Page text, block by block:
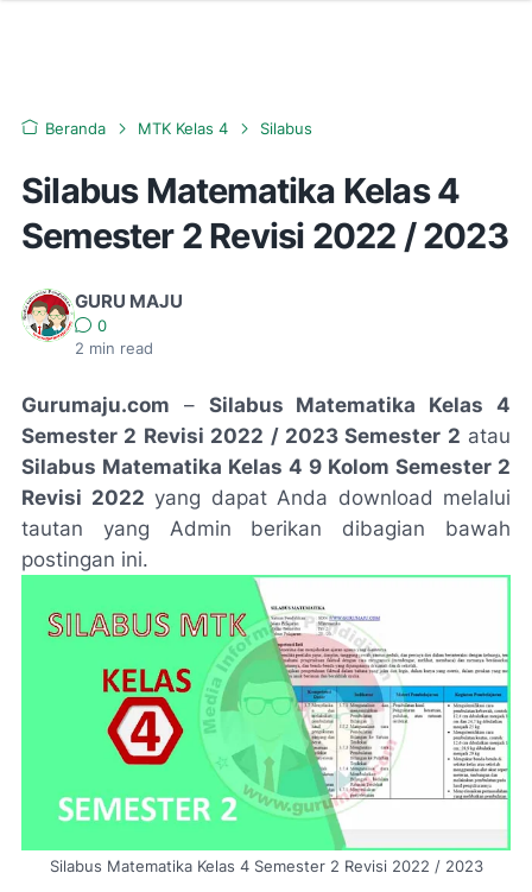
Beranda MTK Kelas 4 Silabus
Silabus Matematika Kelas 4
Semester 2 Revisi 2022 / 2023
GURU MAJU
0
2 min read
Gurumaju.com – Silabus Matematika Kelas 4
Semester 2 Revisi 2022 / 2023 Semester 2 atau
Silabus Matematika Kelas 4 9 Kolom Semester 2
Revisi 2022 yang dapat Anda download melalui
tautan yang Admin berikan dibagian bawah
postingan ini.
Silabus Matematika Kelas 4 Semester 2 Revisi 2022 / 2023